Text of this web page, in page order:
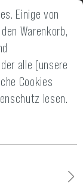
14 TAGE GELD-
Einige von
Warenkorb,
alle (unsere
Cookies
lesen.